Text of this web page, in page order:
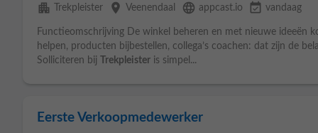
apartment Trekpleister place Veenendaal language appcast.io event_available vandaag
Functieomschrijving De winkel beheren en met nieuwe ideeën
helpen, producten bijbestellen, collega’s coachen: dat zijn de
Solliciteren bij
Trekpleister is simpel...
Eerste Verkoopmedewerker